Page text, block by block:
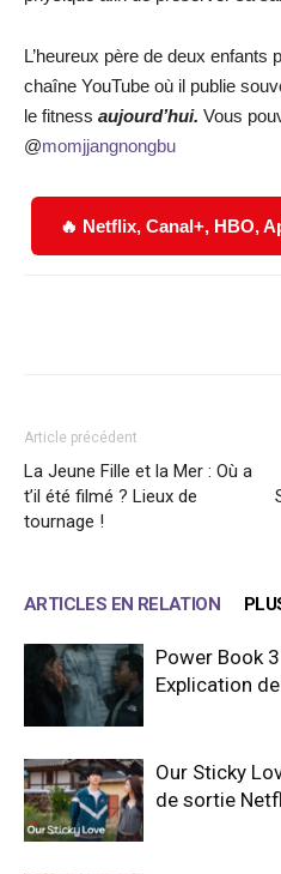
L’heureux père de deux enfants
chaîne YouTube où il publie
le fitness aujourd’hui. Vous
@momjjangnongbu
🔥 Netflix, Canal+, HBO,
Article précédent
La Jeune Fille et la Mer : Où a
t’il été filmé ? Lieux de
tournage !
ARTICLES EN RELATION
Power Book
Explication
Our Sticky
de sortie